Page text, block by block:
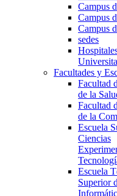
Campus
Campus
Campus
sedes
Facultades y
Facultad
de la
Facultad
de la
Escuela
Ciencias
Escuela
Superior